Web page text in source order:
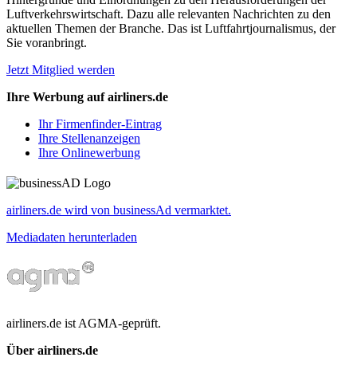
Luftverkehrswirtschaft. Dazu alle relevanten Nachrichten zu den
aktuellen Themen der Branche. Das ist Luftfahrtjournalismus, der
Sie voranbringt.
Jetzt Mitglied werden
Ihre Werbung auf airliners.de
Ihr Firmenfinder-Eintrag
Ihre Stellenanzeigen
Ihre Onlinewerbung
airliners.de wird von businessAd vermarktet.
Mediadaten herunterladen
airliners.de ist AGMA-geprüft.
Über airliners.de